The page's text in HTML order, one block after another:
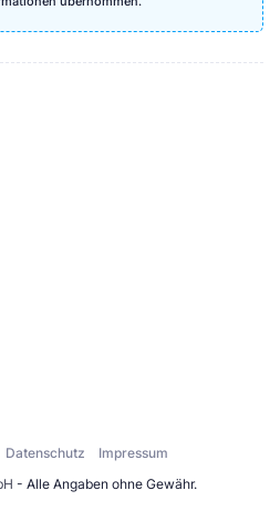
- Alle Angaben ohne Gewähr.
Datenschutz Impressum